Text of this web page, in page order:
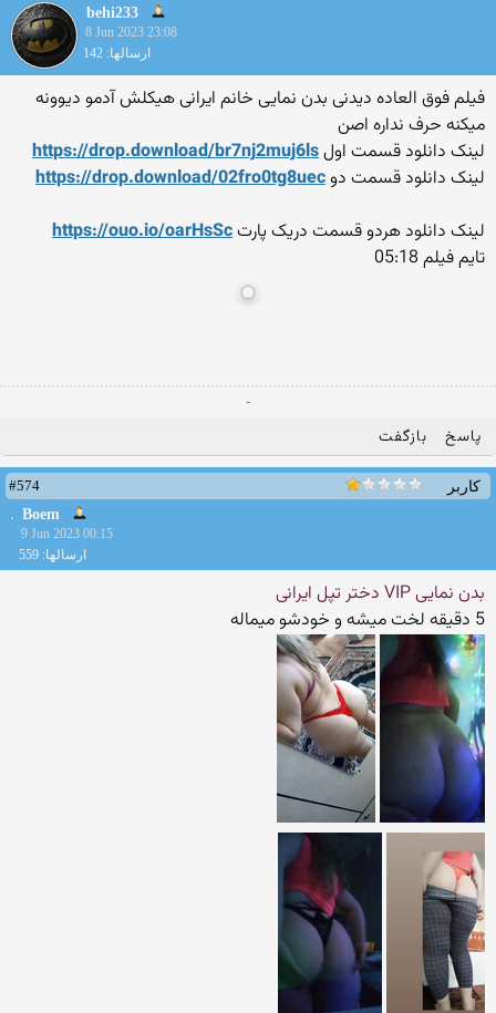
behi233
8 Jun 2023 23:08
ارسالها: 142
فیلم فوق العاده دیدنی بدن نمایی خانم ایرانی هیکلش آدمو دیوونه
میکنه حرف نداره اصن
لینک دانلود قسمت اول
https://drop.download/br7nj2muj6ls
لینک دانلود قسمت دو
https://drop.download/02fro0tg8uec
لینک دانلود هردو قسمت دریک پارتhttps://ouo.io/oarHsSc
تایم فیلم 05:18
-
پاسخ بازگفت
کاربر
#574
Boem
9 Jun 2023 00:15
ارسالها: 559
بدن نمایی VIP دختر تپل ایرانی
5 دقیقه لخت میشه و خودشو میماله